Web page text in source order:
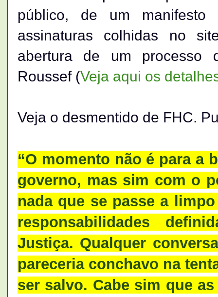
público, de um
assinaturas colhidas no
abertura de um processo
Roussef (Veja aqui os
Veja o desmentido de FHC.
“O momento não é para a
governo, mas sim com o
nada que se passe a
responsabilidades
Justiça. Qualquer
pareceria conchavo na
ser salvo. Cabe sim que